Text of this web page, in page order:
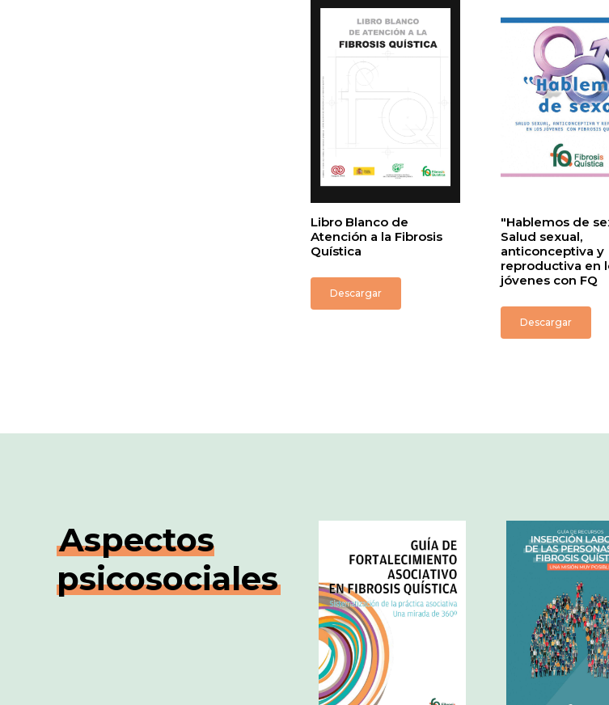
Libro Blanco de
Atención a la Fibrosis
Quística
Descargar
"Hablemos de
Salud sexual,
anticonceptiva y
reproductiva en
jóvenes con FQ
Descargar
Aspectos
psicosociales